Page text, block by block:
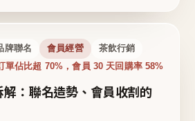
牌聯名 會員經營 茶飲行銷
單佔比超 70%，會員 30 天回購率 58%
：聯名造勢、會員收割的